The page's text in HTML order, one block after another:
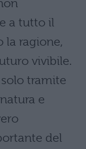
a tutto il
la ragione,
vivibile.
tramite
e
del